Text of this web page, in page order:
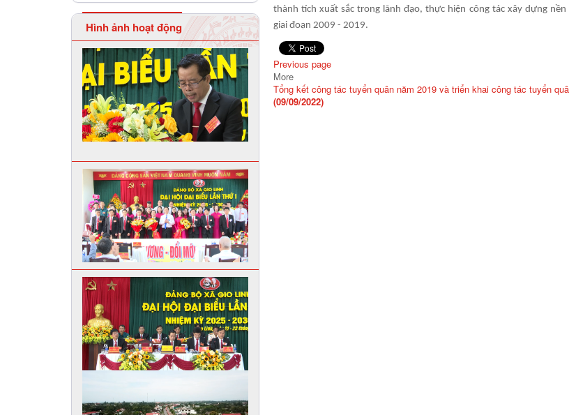
Hình ảnh hoạt động
thành tích xuất sắc trong lãnh đạo, thực hiện công tác xây dựng
giai đoạn 2009 - 2019.
Previous page
More
Tổng kết công tác tuyển quân năm 2019 và triển khai công tác tuyển
(09/09/2022)